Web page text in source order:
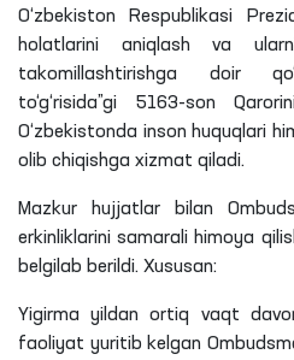
O‘zbekiston Respublikasi
holatlarini aniqlash va
takomillashtirishga doir
to‘g‘risida”gi 5163-son
O‘zbekistonda inson huquqlari
olib chiqishga xizmat qiladi.
Mazkur hujjatlar bilan
erkinliklarini samarali himoya
belgilab berildi. Xususan:
Yigirma yildan ortiq vaqt
faoliyat yuritib kelgan